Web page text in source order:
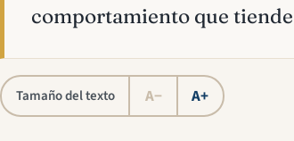
comportamiento que
Tamaño del texto A− A+